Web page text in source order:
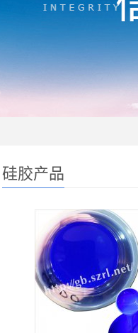
硅胶产品